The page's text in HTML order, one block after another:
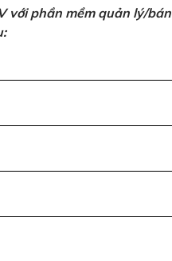
với phần mềm quản lý/bán